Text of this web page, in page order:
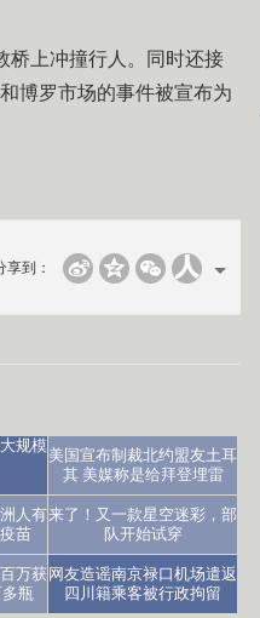
桥上冲撞行人。同时还接
博罗市场的事件被宣布为
享到：
规模
美国宣布制裁北约盟友土耳
其 美媒称是给拜登埋雷
人有
苗
来了！又一款星空迷彩，部
队开始试穿
万获
瓶
网友造谣南京禄口机场遣返
四川籍乘客被行政拘留